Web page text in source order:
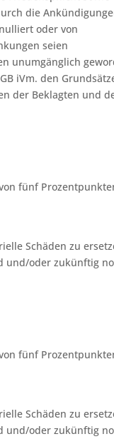
die
oder von
seien
unumgänglich
iVm. den
der Beklagten und
fünf
Schäden zu
und/oder zukünftig
fünf
Schäden zu
und/oder zukünftig